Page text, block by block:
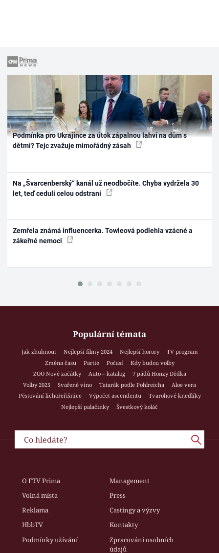
Podmínka pro Ukrajince za útok zápalnou lahví na dům s
dětmi? Tejc zvažuje mimořádný zásah
Na „Švarcenberský“ kanál už neodbočíte. Chyba vydržela 30
let, teď ceduli celou odstraní
Zemřela známá influencerka. Towleová podlehla vzácné a
zákeřné nemoci
Populární témata
Jak zhubnout Nejlepší filmy 2024 Nejlepší horory
TV program
Změna času
Partie Počasí
Kdy budou volby
ZOO Nové začátky
Auto – katalog
7 pádů Honzy Dědka
Volby 2025
Svařené víno Tatarák podle Pohlreicha
Aloe vera
Pěstování lichořeřišnice
Výpočet ascendentu
Tvarohové knedlíky
Nejlepší palačinky
Švestkový koláč
O FTV Prima
Management
Volná místa
Press
Reklama
Castingy a výzvy
HbbTV
Kontakty
Podmínky užívání
Zpracování osobních
údajů